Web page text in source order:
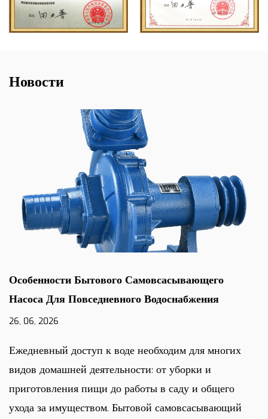
Новости
Особенности Бытового Самовсасывающего
Насоса Для Повседневного Водоснабжения
26, 06, 2026
Ежедневный доступ к воде необходим для многих
видов домашней деятельности: от уборки и
приготовления пищи до работы в саду и общего
ухода за имуществом. Бытовой самовсасывающий